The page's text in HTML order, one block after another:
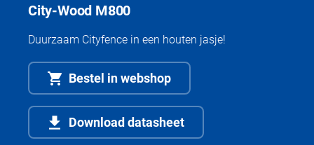
City-Wood M800
Duurzaam Cityfence in een houten jasje!
Bestel in webshop
Download datasheet